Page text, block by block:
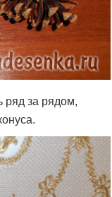
ряд за рядом,